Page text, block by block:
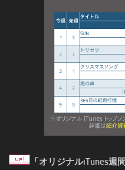
「オリジナルiTunes週